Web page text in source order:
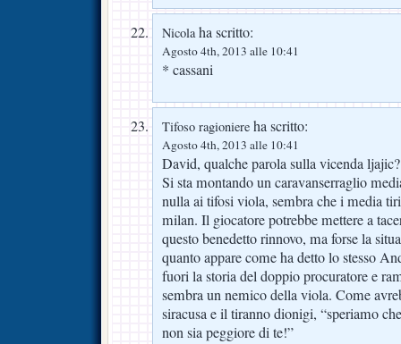
Nicolaha scritto:
Agosto 4th, 2013 alle 10:41
* cassani
Tifoso ragioniere ha scritto:
Agosto 4th, 2013 alle 10:41
David, qualche parola sulla vicenda ljajic?
Si sta montando un caravanserraglio
nulla ai tifosi viola, sembra che i media
milan. Il giocatore potrebbe mettere a
questo benedetto rinnovo, ma forse la
quanto appare come ha detto lo stesso
fuori la storia del doppio procuratore e
sembra un nemico della viola. Come
siracusa e il tiranno dionigi, “speriamo
non sia peggiore di te!”